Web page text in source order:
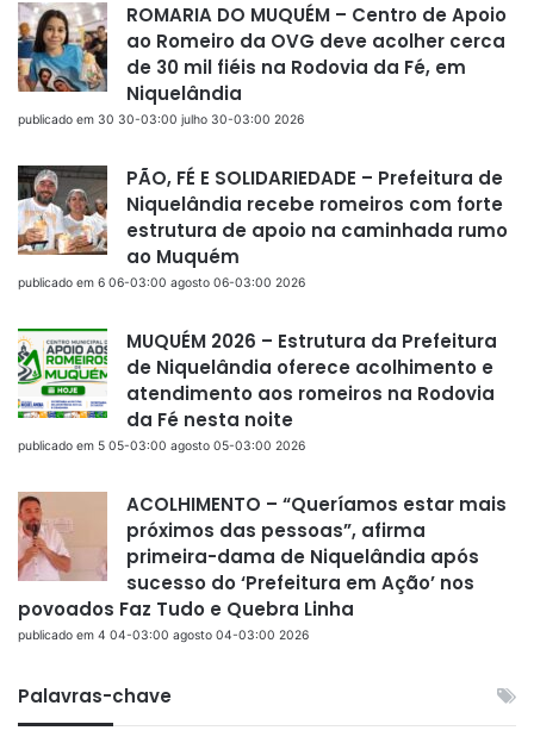
ROMARIA DO MUQUÉM – Centro de Apoio
ao Romeiro da OVG deve acolher cerca
de 30 mil fiéis na Rodovia da Fé, em
Niquelândia
publicado em 30 30-03:00 julho 30-03:00 2026
PÃO, FÉ E SOLIDARIEDADE – Prefeitura de
Niquelândia recebe romeiros com forte
estrutura de apoio na caminhada rumo
ao Muquém
publicado em 6 06-03:00 agosto 06-03:00 2026
MUQUÉM 2026 – Estrutura da Prefeitura
de Niquelândia oferece acolhimento e
atendimento aos romeiros na Rodovia
da Fé nesta noite
publicado em 5 05-03:00 agosto 05-03:00 2026
ACOLHIMENTO – “Queríamos estar mais
próximos das pessoas”, afirma
primeira-dama de Niquelândia após
sucesso do ‘Prefeitura em Ação’ nos
povoados Faz Tudo e Quebra Linha
publicado em 4 04-03:00 agosto 04-03:00 2026
Palavras-chave